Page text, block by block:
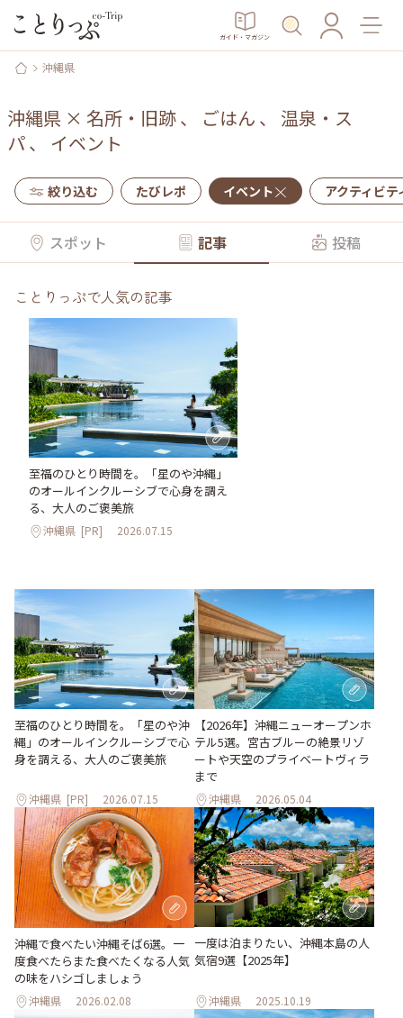
ガイド・マガジン
沖縄県
沖縄県 × 名所・旧跡、 ごはん 、 温泉・ス
パ、 イベント
絞り込む たびレポ イベント アクティビテ
スポット 記事 投稿
ことりっぷで人気の記事
至福のひとり時間を。「星のや沖縄」
のオールインクルーシブで心身を調え
る、大人のご褒美旅
沖縄県 [PR] 2026.07.15
至福のひとり時間を。「星のや沖
縄」のオールインクルーシブで心
身を調える、大人のご褒美旅
沖縄県 [PR] 2026.07.15
【2026年】沖縄ニューオープンホ
テル5選。宮古ブルーの絶景リゾ
ートや天空のプライベートヴィラ
まで
沖縄県 2026.05.04
沖縄で食べたい沖縄そば6選。一
度食べたらまた食べたくなる人気
の味をハシゴしましょう
沖縄県 2026.02.08
一度は泊まりたい、沖縄本島の人
気宿9選【2025年】
沖縄県 2025.10.19